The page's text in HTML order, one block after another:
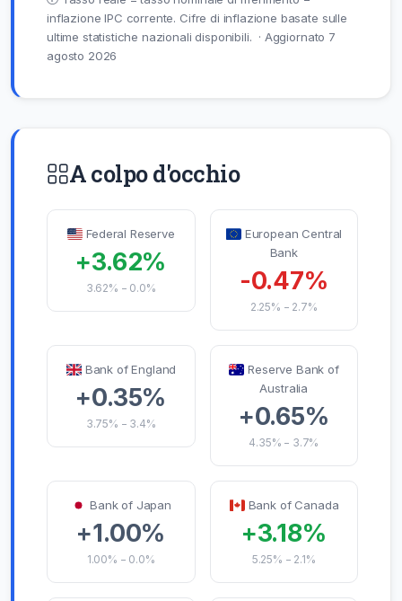
inflazione IPC corrente. Cifre di inflazione basate sulle
ultime statistiche nazionali disponibili. · Aggiornato 7
agosto 2026
A colpo d'occhio
Federal Reserve
+3.62%
3.62% − 0.0%
European Central
Bank
-0.47%
2.25% − 2.7%
Bank of England
+0.35%
3.75% − 3.4%
Reserve Bank of
Australia
+0.65%
4.35% − 3.7%
Bank of Japan
+1.00%
1.00% − 0.0%
Bank of Canada
+3.18%
5.25% − 2.1%